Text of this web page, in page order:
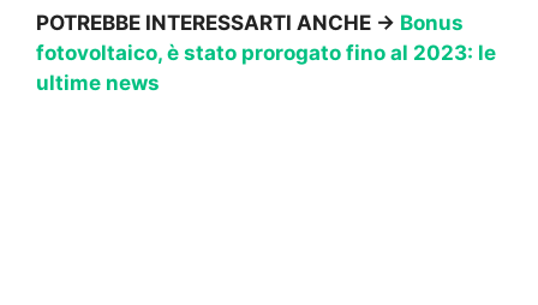
POTREBBE INTERESSARTI ANCHE → Bonus
fotovoltaico, è stato prorogato fino al 2023: le
ultime news